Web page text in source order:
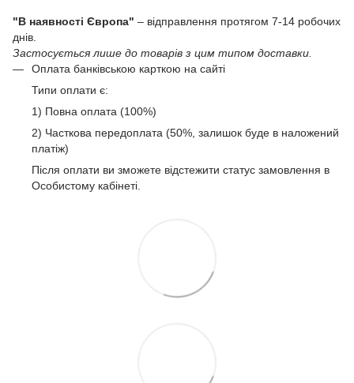
"В наявності Європа" – відправлення протягом 7-14 робочих
днів.
Застосується лише до товарів з цим типом доставки.
Оплата банківською карткою на сайті
Типи оплати є:
1) Повна оплата (100%)
2) Часткова передоплата (50%, залишок буде в наложений
платіж)
Після оплати ви зможете відстежити статус замовлення в
Особистому кабінеті.